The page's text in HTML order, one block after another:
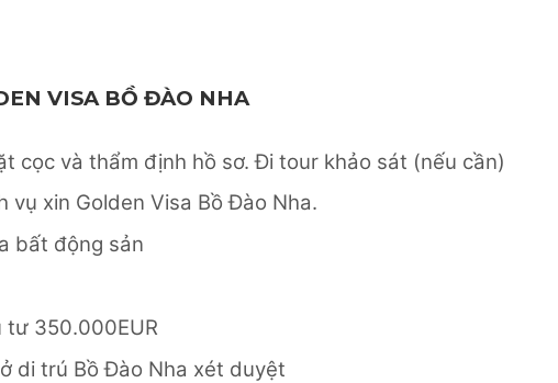
VISA BỒ ĐÀO NHA
cọc và thẩm định hồ sơ. Đi tour khảo sát (nếu cần)
vụ xin Golden Visa Bồ Đào Nha.
bất động sản
tư 350.000EUR
di trú Bồ Đào Nha xét duyệt